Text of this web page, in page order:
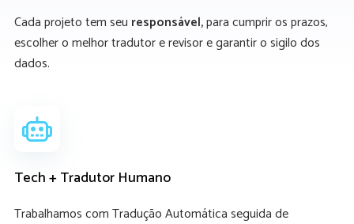
Cada projeto tem seu responsável,para cumprir os prazos,
escolher o melhor tradutor e revisor e garantir o sigilo dos
dados.
Tech + Tradutor Humano
Trabalhamos com Tradução Automática seguida de